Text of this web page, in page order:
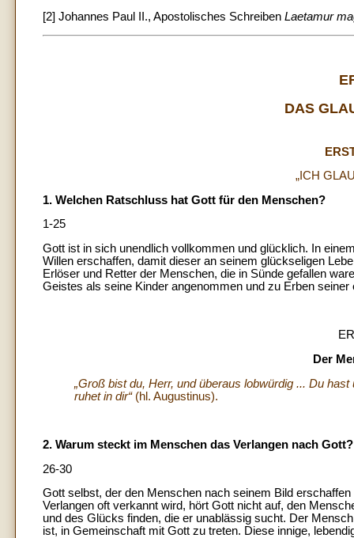
[2] Johannes Paul II., Apostolisches Schreiben Laetamur
DAS
„ICH
1. Welchen Ratschluss hat Gott für den Menschen?
1-25
Gott ist in sich unendlich vollkommen und glücklich. In
Willen erschaffen, damit dieser an seinem glückseligen
Erlöser und Retter der Menschen, die in Sünde gefallen
Geistes als seine Kinder angenommen und zu Erben
Der
„Groß bist du, Herr, und überaus lobwürdig ... Du
ruhet in dir“ (hl. Augustinus).
2. Warum steckt im Menschen das Verlangen nach Gott?
26-30
Gott selbst, der den Menschen nach seinem Bild
Verlangen oft verkannt wird, hört Gott nicht auf, den
und des Glücks finden, die er unablässig sucht. Der
ist, in Gemeinschaft mit Gott zu treten. Diese innige,